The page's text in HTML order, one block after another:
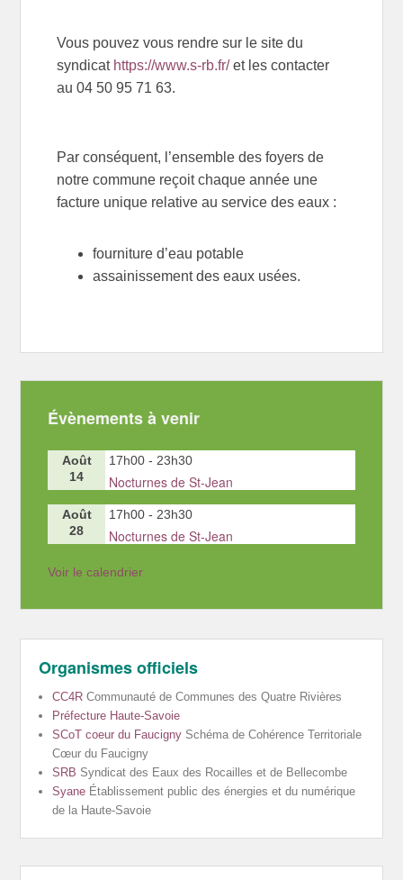
Vous pouvez vous rendre sur le site du
syndicat https://www.s-rb.fr/et les contacter
au 04 50 95 71 63.
Par conséquent, l’ensemble des foyers de
notre commune reçoit chaque année une
facture unique relative au service des eaux :
fourniture d’eau potable
assainissement des eaux usées.
Évènements à venir
Août
14
17h00 - 23h30
Nocturnes de St-Jean
Août
28
17h00 - 23h30
Nocturnes de St-Jean
Voir le calendrier
Organismes officiels
CC4R Communauté de Communes des Quatre Rivières
Préfecture Haute-Savoie
SCoT coeur du Faucigny Schéma de Cohérence Territoriale
Cœur du Faucigny
SRB Syndicat des Eaux des Rocailles et de Bellecombe
Syane Établissement public des énergies et du numérique
de la Haute-Savoie